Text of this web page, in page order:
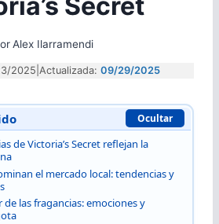
Alex Ilarramendi
2025 Actualizada: 09/29/2025
Ocultar
de Victoria’s Secret reflejan la
el mercado local: tendencias y
de las fragancias: emociones y